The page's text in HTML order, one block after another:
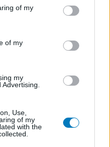
of my
of my
my
Use,
of my
with the